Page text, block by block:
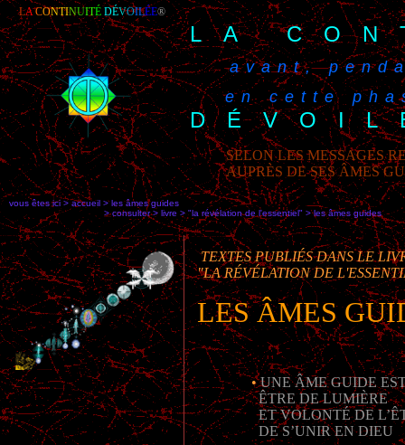
vous êtes ici > accueil > les âmes guides
> consulter > livre > "la révélation de l'essentiel" >les âmes guides
TEXTES PUBLIÉS DANS LE
"LA RÉVÉLATION DE
LES ÂMES
•UNE ÂME GUIDE
ÊTRE DE LUMIÈRE
ET VOLONTÉ DE
DE S’UNIR EN DIEU
LA CONTINUITÉ DÉVOILÉE®
LA
avant,
en cette
SELON LES MESSAGES
AUPRÈS DE SES ÂMES